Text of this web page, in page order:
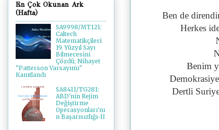
Ben de
Herkes
Benim
Dertli
En Çok Okunan Ark
(Hafta)
SA9998/MT121:
Caltech
Matematikçileri
19. Yüzyıl Sayı
Bilmecesini
Çözdü; Nihayet
"Patterson Varsayımı"
Kanıtlandı
SA8411/TG281:
ABD'nin Rejim
Değiştirme
Operasyonları'nı
n Başarısızlığı-II